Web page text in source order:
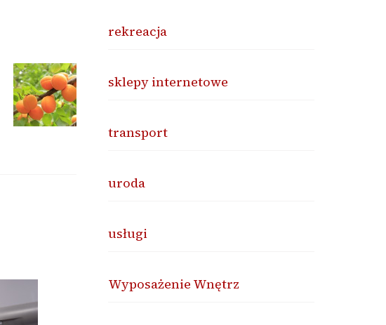
rekreacja
sklepy internetowe
transport
uroda
usługi
Wyposażenie Wnętrz